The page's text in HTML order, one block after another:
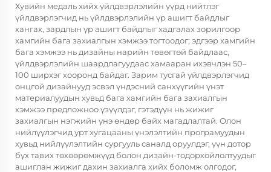
Хувийн медаль хийх үйлдвэрлэлийн үүрд нийтлэг
үйлдвэрлэгчид нь үйлдвэрлэлийн үр ашигт байдлыг
хангах, зардлын үр ашигт байдлыг хадгалах зорилгоор
хамгийн бага захиалгын хэмжээ тогтоодог; эдгээр хамгийн
бага хэмжээ нь дизайны нарийн төвөгтөй байдлаас,
үйлдвэрлэлийн шаардлагуудаас хамааран ихэвчлэн 50–
100 ширхэг хооронд байдаг. Зарим тусгай үйлдвэрлэгчид
онцгой дизайнууд эсвэл үндэсний санхүүгийн үнэт
материалуудын хувьд бага хамгийн бага захиалгын
хэмжээ предложноо үзүүлдэг, гэтэдүүн нь жижиг
захиалгын нэгжийн үнэ өндөр байх магадлалтай. Олон
нийлүүлэгчид урт хугацааны үнэлэлтийн програмуудын
хувьд нийлүүлэлтийн сургууль саналд оруулдэг, үүн дотор
бүх тавих төхөөрөмжүүд болон дизайн-тодорхойлолтуудыг
ашиглан жижиг дахин захиалга хийх боломж олгодог,